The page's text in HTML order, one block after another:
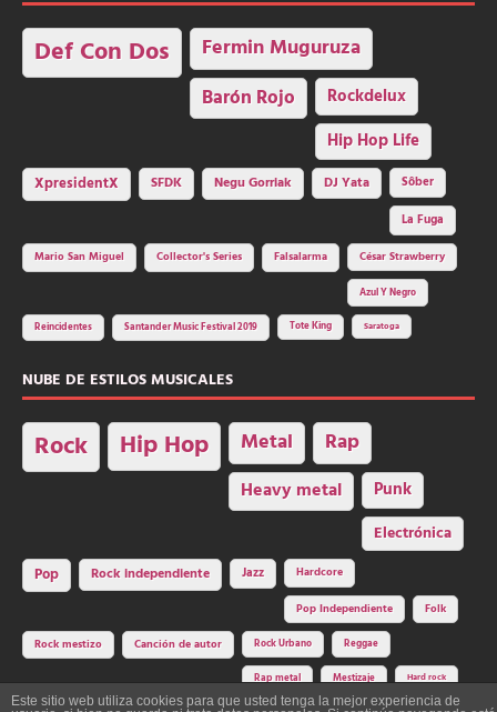
Def Con Dos Fermin Muguruza
Barón Rojo Rockdelux
Hip Hop Life
XpresidentX SFDK Negu Gorriak DJ Yata
Sôber
La Fuga
Mario San Miguel
Collector's Series Falsalarma César Strawberry
Azul Y Negro
Reincidentes Santander Music Festival 2019 Tote King Saratoga
NUBE DE ESTILOS MUSICALES
Rock Hip Hop Metal Rap
Heavy metal Punk
Electrónica
Pop Rock independiente Jazz Hardcore
Pop Independiente Folk
Rock mestizo Canción de autor Rock Urbano Reggae
Rap metal Mestizaje Hard rock
Este sitio web utiliza cookies para que usted tenga la mejor experiencia de